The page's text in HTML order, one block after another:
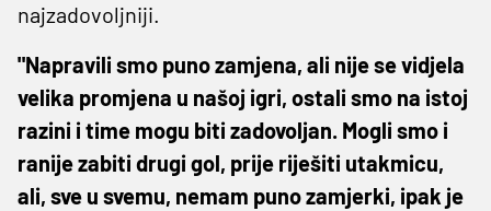
najzadovoljniji.
"Napravili smo puno zamjena, ali nije se vidjela
velika promjena u našoj igri, ostali smo na istoj
razini i time mogu biti zadovoljan. Mogli smo i
ranije zabiti drugi gol, prije riješiti utakmicu,
ali, sve u svemu, nemam puno zamjerki, ipak je